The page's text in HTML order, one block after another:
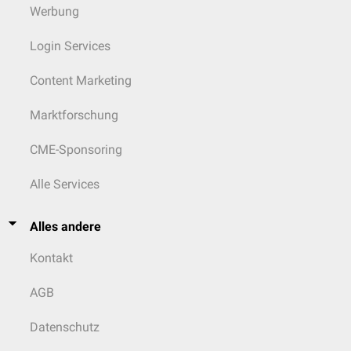
Werbung
Login Services
Content Marketing
Marktforschung
CME-Sponsoring
Alle Services
Alles andere
Kontakt
AGB
Datenschutz